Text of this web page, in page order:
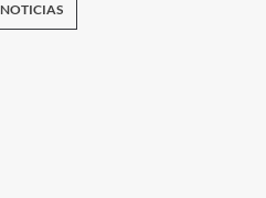
NOTICIAS